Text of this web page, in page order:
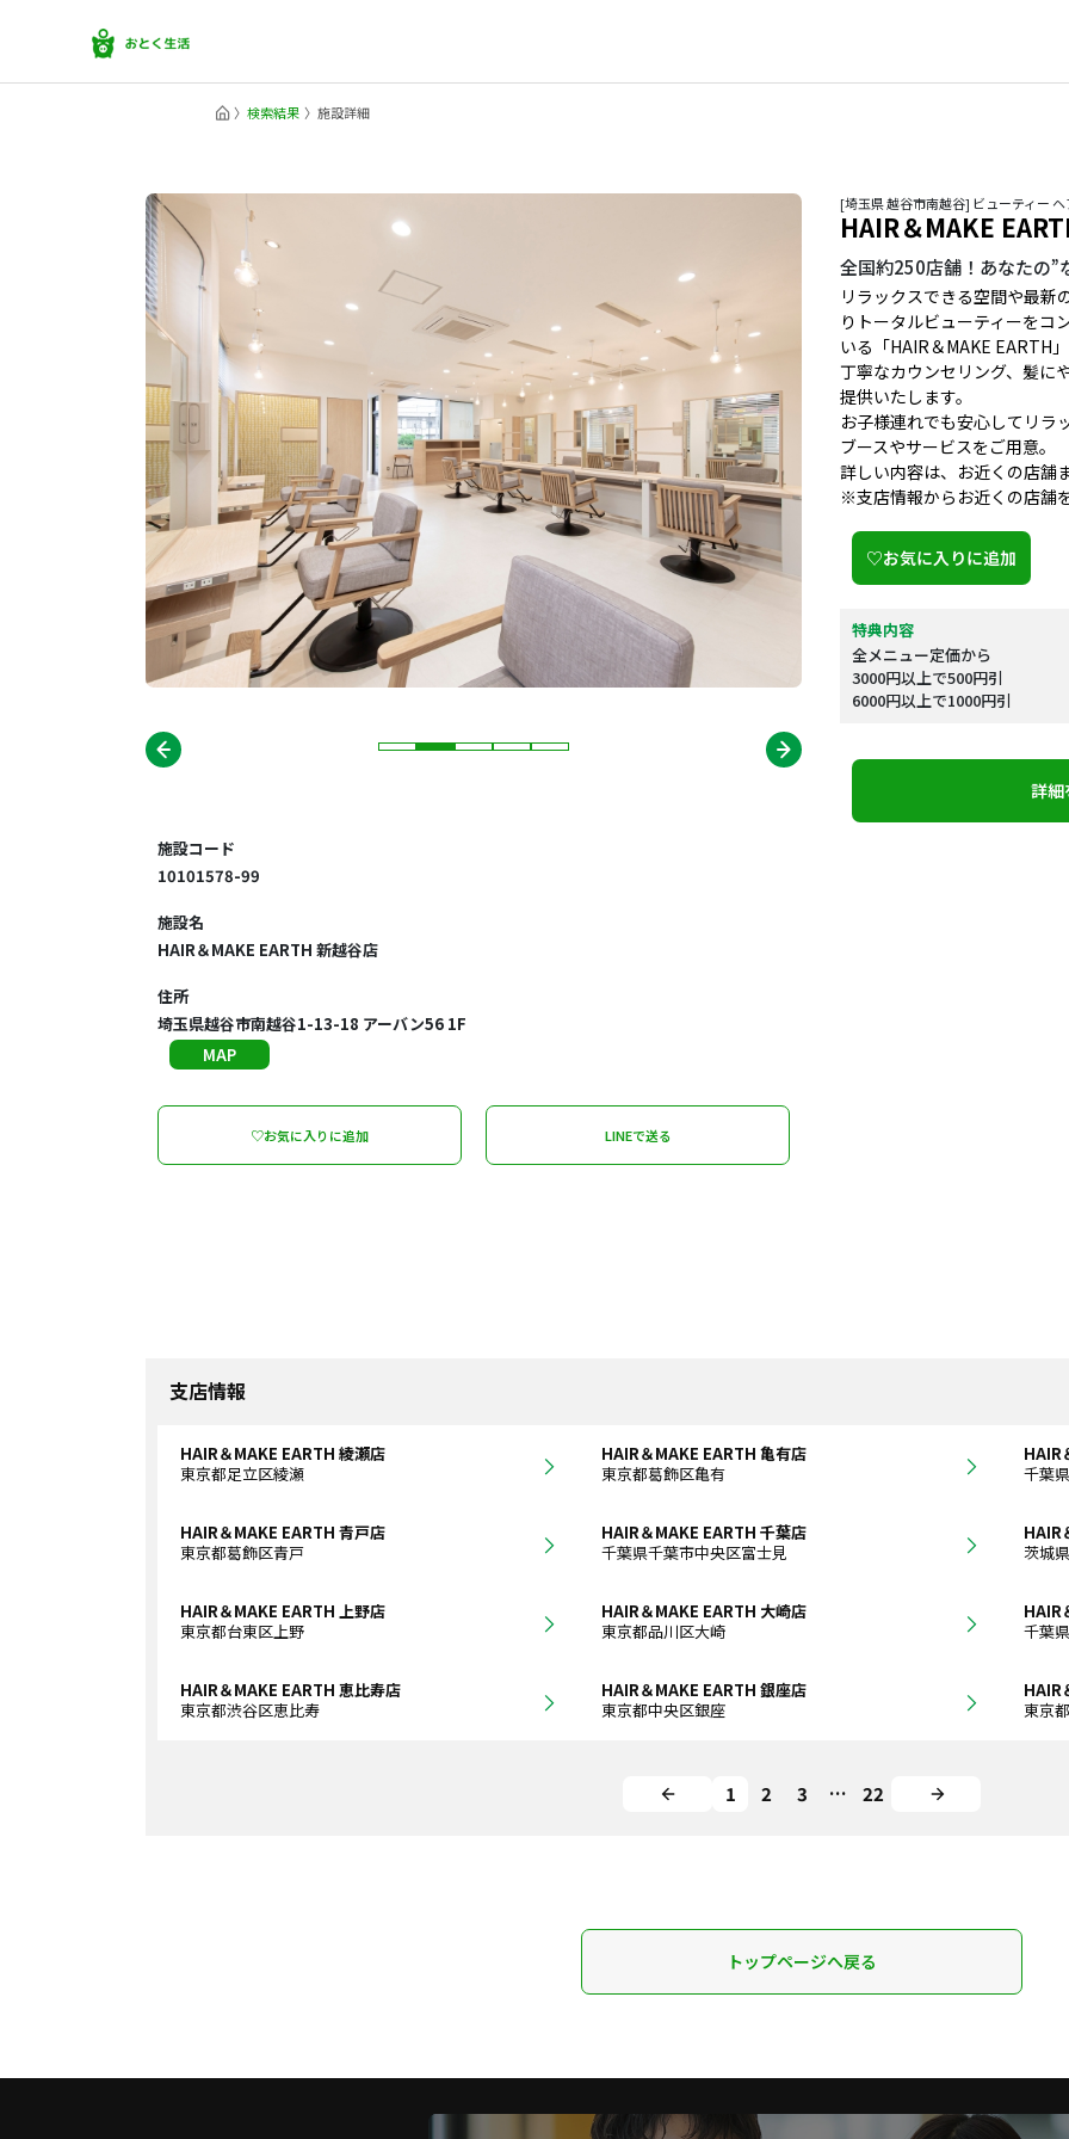
検索結果 施設詳細
[埼玉県 越谷市南越谷] ビューティー
HAIR＆MAKE
全国約250店舗！あなたの”
リラックスできる空間や最新
りトータルビューティーをコ
いる「HAIR＆MAKE EARTH
丁寧なカウンセリング、髪に
提供いたします。
お子様連れでも安心してリラ
ブースやサービスをご用意。
詳しい内容は、お近くの店舗
※支店情報からお近くの店舗
♡お気に入りに追加
特典内容
全メニュー定価から
3000円以上で500円引
6000円以上で1000円引
詳細
施設コード
10101578-99
施設名
HAIR＆MAKE EARTH 新越谷店
住所
埼玉県越谷市南越谷1-13-18 アーバン56 1F
MAP
♡お気に入りに追加 LINEで送る
支店情報
HAIR＆MAKE EARTH 綾瀬店
東京都足立区綾瀬
HAIR＆MAKE EARTH 亀有店
東京都葛飾区亀有
HAIR
千葉
HAIR＆MAKE EARTH 青戸店
東京都葛飾区青戸
HAIR＆MAKE EARTH 千葉店
千葉県千葉市中央区富士見
HAIR
茨城
HAIR＆MAKE EARTH 上野店
東京都台東区上野
HAIR＆MAKE EARTH 大崎店
東京都品川区大崎
HAIR
千葉
HAIR＆MAKE EARTH 恵比寿店
東京都渋谷区恵比寿
HAIR＆MAKE EARTH 銀座店
東京都中央区銀座
HAIR
東京
1 2 3 … 22
トップページへ戻る